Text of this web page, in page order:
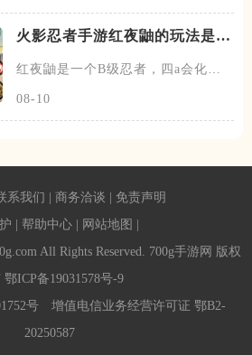
火影忍者手游红夜鼬的玩法是什
红夜鼬是一个B级忍者，四a会化作
08-10
系我们 商务洽谈
免责声明
帮助中心 网站地图
All Rights Reserved. 700g手游网 版权
鄂ICP备19031578号-9
号增值电信业务经营许可证 鄂B2-
20250587